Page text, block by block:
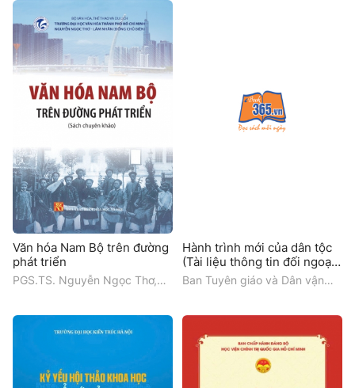
Văn hóa Nam Bộ trên đường
phát triển
PGS.TS. Nguyễn Ngọc Thơ,
Chí Minh
Hành trình mới của dân tộc
(Tài liệu thông tin đối ngoại
về Đại hội đại biểu toàn
quốc lần thứ XIV của Đảng -
Ban Tuyên giáo và Dân vận